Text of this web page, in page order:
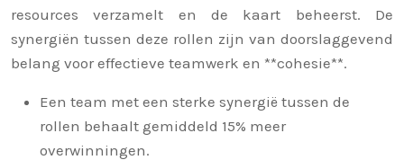
resources verzamelt en de kaart beheerst. De
synergiën tussen deze rollen zijn van doorslaggevend
belang voor effectieve teamwerk en **cohesie**.
Een team met een sterke synergië tussen de
rollen behaalt gemiddeld 15% meer
overwinningen.